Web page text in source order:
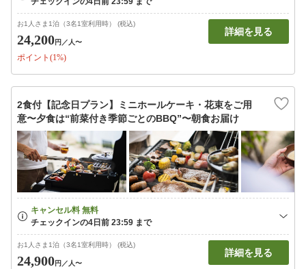
お1人さま1泊（3名1室利用時） (税込)
24,200円 ／人〜
ポイント(1%)
詳細を見る
2食付【記念日プラン】ミニホールケーキ・花束をご用
意〜夕食は“前菜付き季節ごとのBBQ”〜朝食お届け
お1人さま1泊（3名1室利用時） (税込)
24,900円 ／人〜
詳細を見る